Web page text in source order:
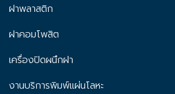
ฝาพลาสติก
ฝาคอมโพสิต
เครื่องปิดผนึกฝา
งานบริการพิมพ์แผ่นโลหะ